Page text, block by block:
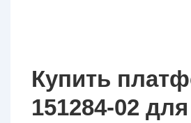
Купить
151284-02 для